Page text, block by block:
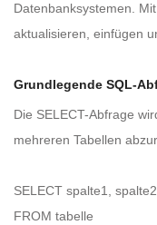
Datenbanksystemen.
aktualisieren, einfügen
Grundlegende SQL-
Die SELECT-Abfrage
mehreren Tabellen
SELECT spalte1, spalte2
FROM tabelle